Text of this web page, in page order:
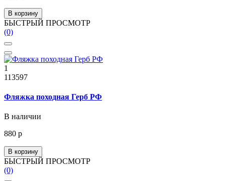
В корзину
БЫСТРЫЙ ПРОСМОТР
(0)
1
113597
Фляжка походная Герб РФ
В наличии
880 р
В корзину
БЫСТРЫЙ ПРОСМОТР
(0)